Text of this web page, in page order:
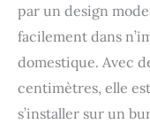
par un design
facilement dans
domestique. Avec
centimètres, elle
s’installer sur un